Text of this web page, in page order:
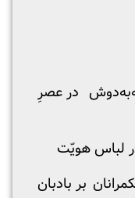
بهدوش درعصر
لباس هویت
بر بادبان